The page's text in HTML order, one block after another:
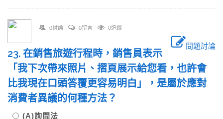
0討論 0留言 0追蹤
問題討論
23. 在銷售旅遊行程時，銷售員表示
「我下次帶來照片、摺頁展示給您看，也許會
比我現在口頭答覆更容易明白」，是屬於應對
消費者異議的何種方法？
(A)詢問法